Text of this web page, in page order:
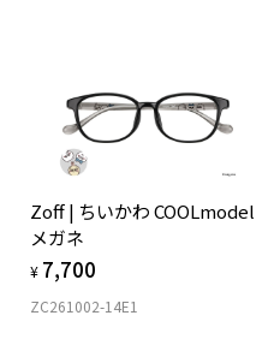
お気に入り
お気に入り
お気に入り
Zoff | ちいかわ COOLmodel
メガネ
¥ 7,700
ZC261002-14E1